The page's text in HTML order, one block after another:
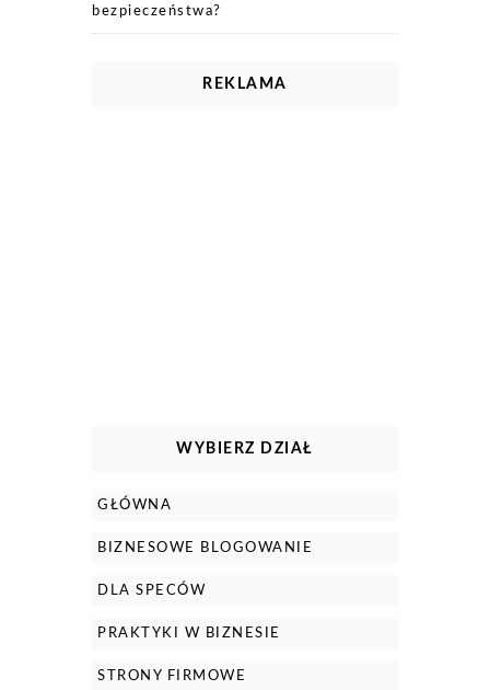
bezpieczeństwa?
REKLAMA
WYBIERZ DZIAŁ
GŁÓWNA
BIZNESOWE BLOGOWANIE
DLA SPECÓW
PRAKTYKI W BIZNESIE
STRONY FIRMOWE